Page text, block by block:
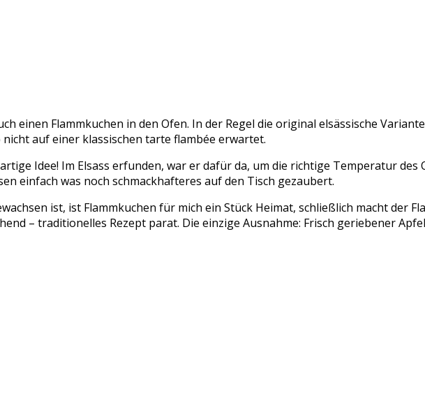
einen Flammkuchen in den Ofen. In der Regel die original elsässische
auf einer klassischen tarte flambée erwartet.
Idee! Im Elsass erfunden, war er dafür da, um die richtige Temperatur
einfach was noch schmackhafteres auf den Tisch gezaubert.
ist, ist Flammkuchen für mich ein Stück Heimat, schließlich macht der
– traditionelles Rezept parat. Die einzige Ausnahme: Frisch geriebener